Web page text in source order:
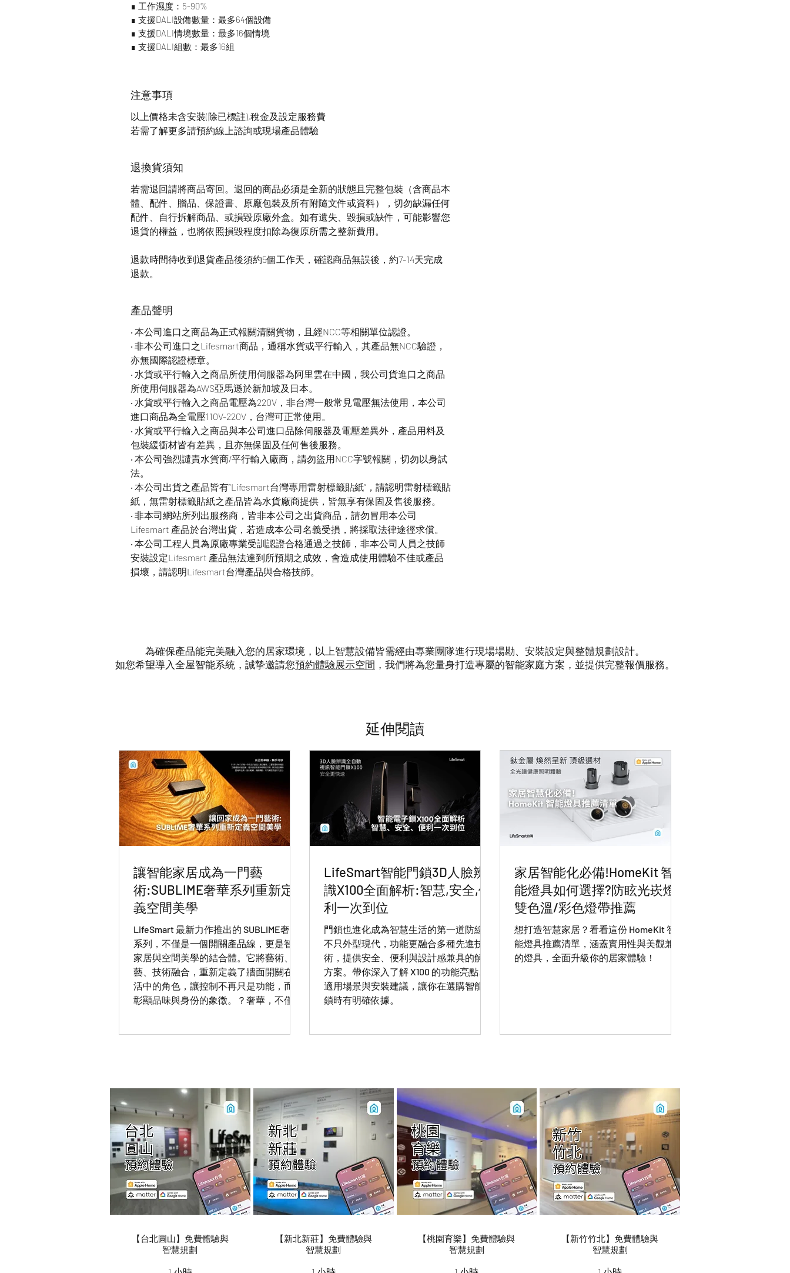
∎ 工作濕度：5-90%
∎ 支援DALI設備數量：最多64個設備
∎ 支援DALI情境數量：最多16個情境
∎ 支援DALI組數：最多16組
注意事項
以上價格未含安裝(除已標註),稅金及設定服務費
若需了解更多請預約線上諮詢或現場產品體驗
退換貨須知
若需退回請將商品寄回。退回的商品必須是全新的狀態且完整包裝（含商品本
體、配件、贈品、保證書、原廠包裝及所有附隨文件或資料），切勿缺漏任何
配件、自行拆解商品、或損毀原廠外盒。如有遺失、毀損或缺件，可能影響您
退貨的權益，也將依照損毀程度扣除為復原所需之整新費用。
退款時間待收到退貨產品後須約5個工作天，確認商品無誤後，約7-14天完成
退款。
產品聲明
‧ 本公司進口之商品為正式報關清關貨物，且經NCC等相關單位認證。
‧ 非本公司進口之Lifesmart商品，通稱水貨或平行輸入，其產品無NCC驗證，
亦無國際認證標章。
‧ 水貨或平行輸入之商品所使用伺服器為阿里雲在中國，我公司貨進口之商品
所使用伺服器為AWS亞馬遜於新加坡及日本。
‧ 水貨或平行輸入之商品電壓為220V，非台灣一般常見電壓無法使用，本公司
進口商品為全電壓110V-220V，台灣可正常使用。
‧ 水貨或平行輸入之商品與本公司進口品除伺服器及電壓差異外，產品用料及
包裝緩衝材皆有差異，且亦無保固及任何售後服務。
‧ 本公司強烈譴責水貨商/平行輸入廠商，請勿盜用NCC字號報關，切勿以身試
法。
‧ 本公司出貨之產品皆有“Lifesmart台灣專用雷射標籤貼紙”，請認明雷射標籤貼
紙，無雷射標籤貼紙之產品皆為水貨廠商提供，皆無享有保固及售後服務。
‧ 非本司網站所列出服務商，皆非本公司之出貨商品，請勿冒用本公司
Lifesmart 產品於台灣出貨，若造成本公司名義受損，將採取法律途徑求償。
‧ 本公司工程人員為原廠專業受訓認證合格通過之技師，非本公司人員之技師
安裝設定Lifesmart 產品無法達到所預期之成效，會造成使用體驗不佳或產品
損壞，請認明Lifesmart台灣產品與合格技師。
為確保產品能完美融入您的居家環境，以上智慧設備皆需經由專業團隊進行現場場勘、安裝設定與整體規劃設計。
如您希望導入全屋智能系統，誠摯邀請您預約體驗展示空間 ，我們將為您量身打造專屬的智能家庭方案，並提供完整報價服務。
​延伸閱讀
讓智能家居成為一門藝
術:SUBLIME奢華系列重新定
義空間美學
LifeSmart 最新力作推出的 SUBLIME奢華
系列，不僅是一個開關產品線，更是智能
家居與空間美學的結合體。它將藝術、工
藝、技術融合，重新定義了牆面開關在生
活中的角色，讓控制不再只是功能，而是
彰顯品味與身份的象徵。？奢華，不僅是
LifeSmart智能門鎖3D人臉辨
識X100全面解析:智慧,安全,便
利一次到位
門鎖也進化成為智慧生活的第一道防線。
不只外型現代，功能更融合多種先進技
術，提供安全、便利與設計感兼具的解決
方案。帶你深入了解 X100 的功能亮點、
適用場景與安裝建議，讓你在選購智能門
鎖時有明確依據。
家居智能化必備!HomeKit 智
能燈具如何選擇?防眩光崁燈/
雙色溫/彩色燈帶推薦
想打造智慧家居？看看這份 HomeKit 智
能燈具推薦清單，涵蓋實用性與美觀兼備
的燈具，全面升級你的居家體驗！
【台北圓山】免費體驗與
智慧規劃
【新北新莊】免費體驗與
智慧規劃
【桃園育樂】免費體驗與
智慧規劃
【新竹竹北】免費體驗與
智慧規劃